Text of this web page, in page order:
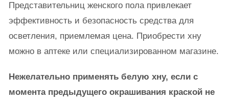
Представительниц женского пола привлекает
эффективность и безопасность средства для
осветления, приемлемая цена. Приобрести хну
можно в аптеке или специализированном магазине.
Нежелательно применять белую хну, если с
момента предыдущего окрашивания краской не